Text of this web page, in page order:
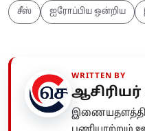
சீஸ் ஐரோப்பிய ஒன்றிய
WRITTEN BY
இணையதளத்தில்